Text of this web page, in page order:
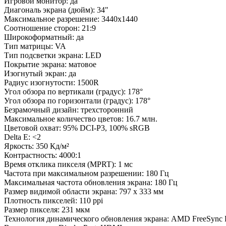
Диагональ экрана (дюйм): 34"
Максимальное разрешение: 3440x1440
Соотношение сторон: 21:9
Широкоформатный: да
Тип матрицы: VA
Тип подсветки экрана: LED
Покрытие экрана: матовое
Изогнутый экран: да
Радиус изогнутости: 1500R
Угол обзора по вертикали (градус): 178°
Угол обзора по горизонтали (градус): 178°
Безрамочный дизайн: трехсторонний
Максимальное количество цветов: 16.7 млн.
Цветовой охват: 95% DCI-P3, 100% sRGB
Delta E: <2
Яркость: 350 Кд/м²
Контрастность: 4000:1
Время отклика пикселя (MPRT): 1 мс
Частота при максимальном разрешении: 180 Гц
Максимальная частота обновления экрана: 180 Гц
Размер видимой области экрана: 797 x 333 мм
Плотность пикселей: 110 ppi
Размер пикселя: 231 мкм
Технология динамического обновления экрана: AMD FreeSync